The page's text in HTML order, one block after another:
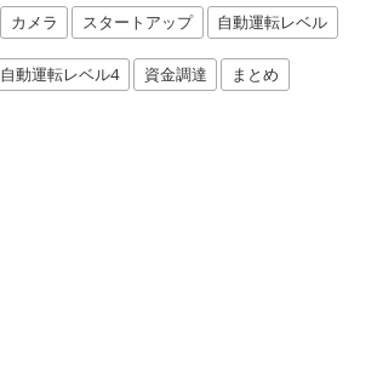
カメラ スタートアップ 自動運転レベル
自動運転レベル4 資金調達 まとめ